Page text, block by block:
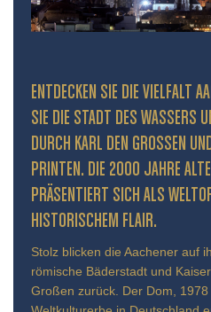
ENTDECKEN SIE DIE VIELFALT
IE DIE STADT DES WASSERS
URCH KARL DEN GROSSEN UND
INTEN. DIE 2000 JAHRE ALTE
ÄSENTIERT SICH ALS
TORISCHEM FLAIR.
Stolz blicken die Aachener auf
römische Bäderstadt und
Großen zurück. Der Dom,